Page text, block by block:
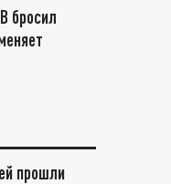
бросил
прошли